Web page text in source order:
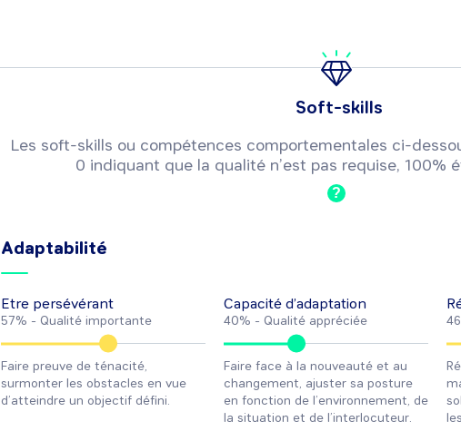
Soft-skills
Les soft-skills ou compétences comportementales ci-
0 indiquant que la qualité n’est pas requise, 100%
?
Adaptabilité
Etre persévérant
57% - Qualité importante
Faire preuve de ténacité,
surmonter les obstacles en vue
d’atteindre un objectif défini.
Capacité d’adaptation
40% - Qualité appréciée
Faire face à la nouveauté et au
changement, ajuster sa posture
en fonction de l’environnement, de
la situation et de l’interlocuteur.